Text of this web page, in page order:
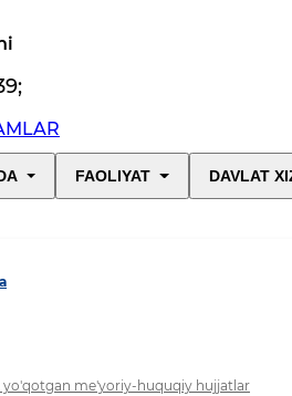
;
FAOLIYAT DAVLAT
yo'qotgan me'yoriy-huquqiy hujjatlar